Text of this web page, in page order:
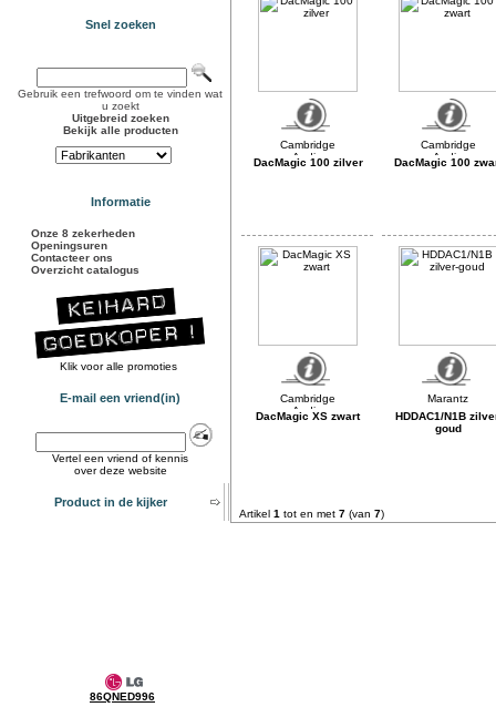
Snel zoeken
Gebruik een trefwoord om te vinden wat
u zoekt
Uitgebreid zoeken
Bekijk alle producten
Informatie
Onze 8 zekerheden
Openingsuren
Contacteer ons
Overzicht catalogus
Klik voor alle promoties
E-mail een vriend(in)
Vertel een vriend of kennis
over deze website
Product in de kijker
86QNED996
DacMagic 100 zilver DacMagic 100
DacMagic XS zwart
HDDAC1/N1B
goud
Artikel 1 tot en met 7 (van 7)